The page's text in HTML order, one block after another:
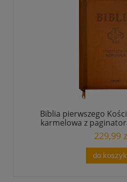
Biblia pierwszego
karmelowa z
229,99
do